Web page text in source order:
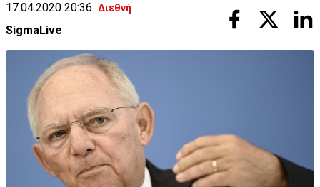
17.04.2020 20:36 Διεθνή
SigmaLive